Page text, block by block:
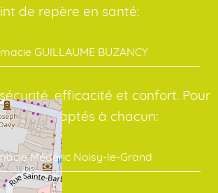
de repère en santé:
GUILLAUME BUZANCY
efficacité et confort. Pour
adaptés à chacun:
Médéric Noisy-le-Grand